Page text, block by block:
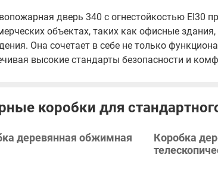
дверь 340 с огнестойкостью EI30
объектах, таких как офисные
Она сочетает в себе не только
высокие стандарты безопасности и
коробки для
деревянная обжимная
Коробка